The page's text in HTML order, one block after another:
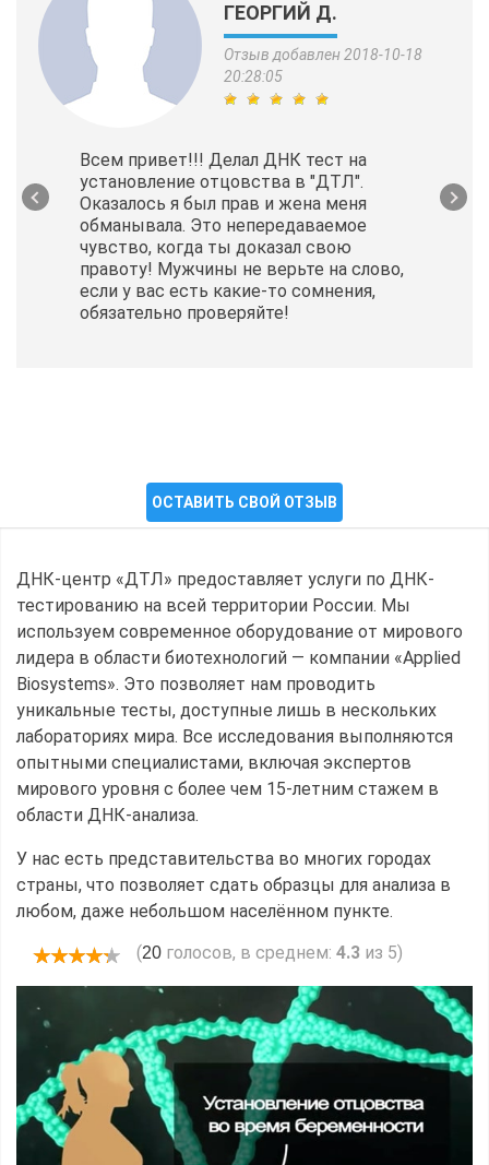
ГЕОРГИЙ Д.
Отзыв добавлен 2018-10-18
20:28:05
Всем привет!!! Делал ДНК тест на
установление отцовства в "ДТЛ".
Оказалось я был прав и жена меня
обманывала. Это непередаваемое
чувство, когда ты доказал свою
правоту! Мужчины не верьте на слово,
если у вас есть какие-то сомнения,
обязательно проверяйте!
ОСТАВИТЬ СВОЙ ОТЗЫВ
ДНК-центр «ДТЛ» предоставляет услуги по ДНК-
тестированию на всей территории России. Мы
используем современное оборудование от мирового
лидера в области биотехнологий — компании «Applied
Biosystems». Это позволяет нам проводить
уникальные тесты, доступные лишь в нескольких
лабораториях мира. Все исследования выполняются
опытными специалистами, включая экспертов
мирового уровня с более чем 15-летним стажем в
области ДНК-анализа.
У нас есть представительства во многих городах
страны, что позволяет сдать образцы для анализа в
любом, даже небольшом населённом пункте.
(20 голосов, в среднем: 4.3 из 5)